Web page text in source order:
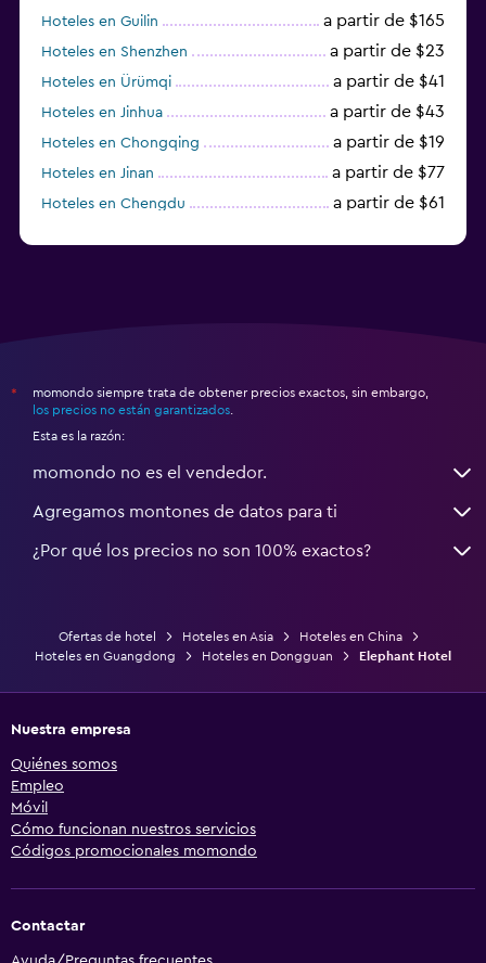
Hoteles en Guilin a partir de $165
Hoteles en Shenzhen a partir de $23
Hoteles en Ürümqi a partir de $41
Hoteles en Jinhua a partir de $43
Hoteles en Chongqing a partir de $19
Hoteles en Jinan a partir de $77
Hoteles en Chengdu a partir de $61
*
momondo siempre trata de obtener precios exactos, sin embargo,
los precios no están garantizados
Esta es la razón:
momondo no es el vendedor.
Agregamos montones de datos para ti
¿Por qué los precios no son 100% exactos?
Ofertas de hotel Hoteles en Asia
Hoteles en China
Hoteles en Guangdong
Hoteles en Dongguan Elephant Hotel
Nuestra empresa
Quiénes somos
Empleo
Móvil
Cómo funcionan nuestros servicios
Códigos promocionales momondo
Contactar